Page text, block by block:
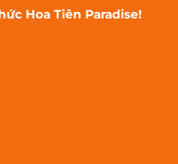
Hoa Tiên Paradise!